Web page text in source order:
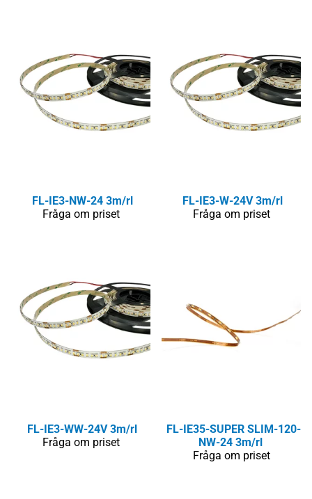
FL-IE3-NW-24 3m/rl
Fråga om priset
FL-IE3-W-24V 3m/rl
Fråga om priset
FL-IE3-WW-24V 3m/rl
Fråga om priset
FL-IE35-SUPER SLIM-120-
NW-24 3m/rl
Fråga om priset